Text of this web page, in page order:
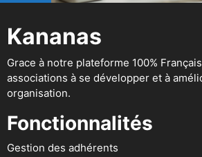
Kananas
Grace à notre plateforme 100%
associations à se développer et à
organisation.
Fonctionnalités
Gestion des adhérents